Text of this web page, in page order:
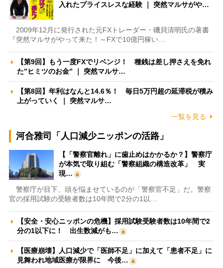
入れたプライスレスな経験 ｜ 突然マルサがや…
2009年12月に発行された元FXトレーダー・磯貝清明氏の著書
『突然マルサがやって来た！～FXで10億円稼い…
【第9回】もう一度FXでリベンジ！ 種銭は差し押さえを免れ
た”ヒミツのお金” ｜ 突然マルサ…
【第8回】年利はなんと14.6％！ 毎日5万円超の延滞税が積み
上がっていく ｜ 突然マルサ…
一覧を見る
河合雅司「人口減少ニッポンの活路」
【「警察官離れ」に歯止めはかかるか？】警察庁
が本気で取り組む「警察組織の構造改革」 実
現…
警察庁が目下、頭を悩ませているのが「警察官不足」だ。警察
官の採用試験の受験者数は10年間で2分の1以…
【安全・安心ニッポンの危機】採用試験受験者数は10年間で2
分の1以下に！ 出生数減がも…
【医療崩壊】人口減少で「医師不足」に加えて「患者不足」に
見舞われ地域医療が限界に 今後…